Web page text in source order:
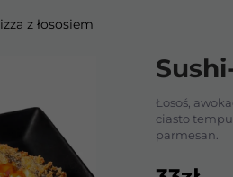
z łososiem
Łosoś,
ciasto
parmesan.